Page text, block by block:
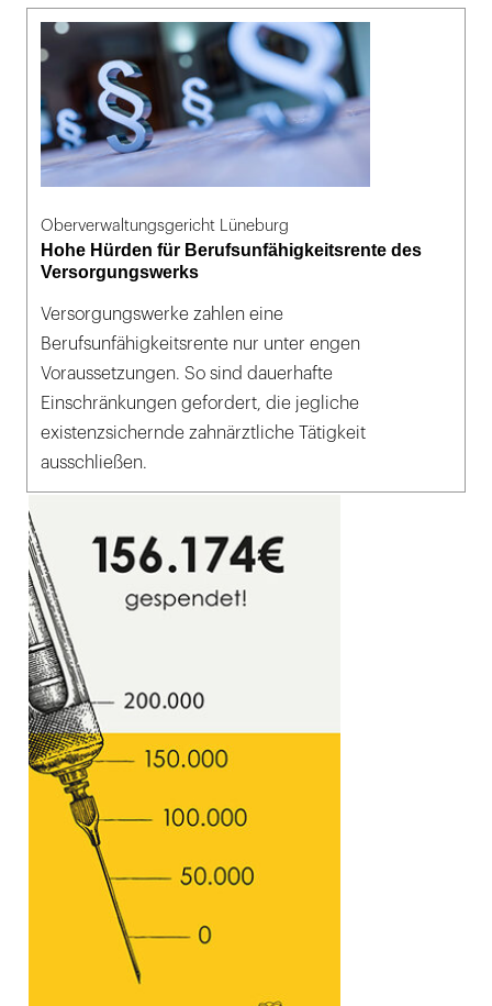
Oberverwaltungsgericht Lüneburg
Hohe Hürden für Berufsunfähigkeitsrente des
Versorgungswerks
Versorgungswerke zahlen eine
Berufsunfähigkeitsrente nur unter engen
Voraussetzungen. So sind dauerhafte
Einschränkungen gefordert, die jegliche
existenzsichernde zahnärztliche Tätigkeit
ausschließen.